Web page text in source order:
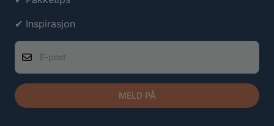
✔ Inspirasjon
E-post
MELD PÅ